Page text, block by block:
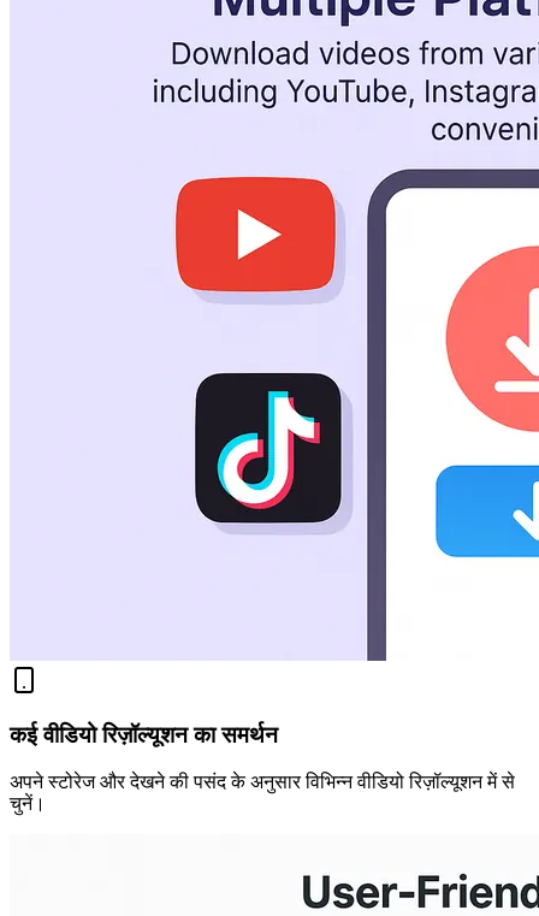
कई वीडियो रिज़ॉल्यूशन का समर्थन
अपने स्टोरेज और देखने की पसंद के अनुसार विभिन्न वीडियो रिज़ॉल्यूशन में से
चुनें।